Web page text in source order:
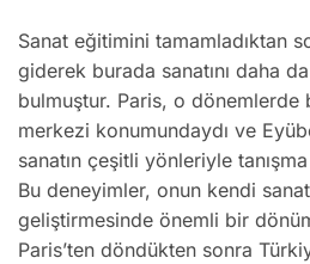
Sanat eğitimini tamamladıktan
giderek burada sanatını daha
bulmuştur. Paris, o dönemlerde
merkezi konumundaydı ve
sanatın çeşitli yönleriyle
Bu deneyimler, onun kendi
geliştirmesinde önemli bir
Paris’ten döndükten sonra